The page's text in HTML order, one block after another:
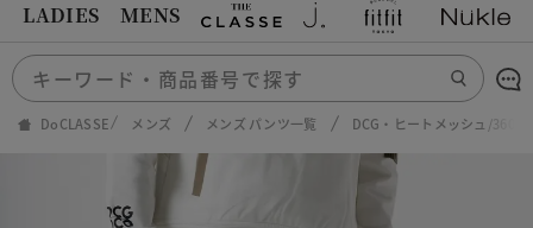
LADIES MENS
DoCLASSE メンズ メンズ パンツ一覧 DCG・ヒートメッシュ/360°